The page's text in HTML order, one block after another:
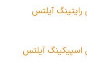
آیلتس
اسپیکینگ آیلتس